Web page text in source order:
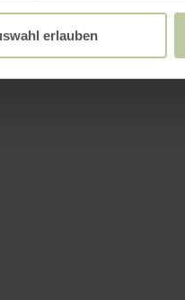
erlauben